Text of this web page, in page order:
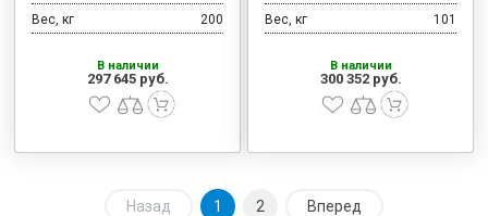
Вес, кг
200
В наличии
297 645 руб.
Вес, кг
101
В наличии
300 352 руб.
Назад 1 2 Вперед